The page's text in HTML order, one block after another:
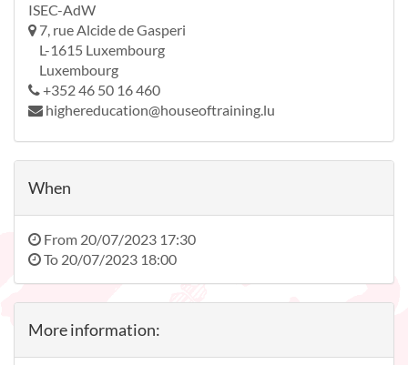
ISEC-AdW
7, rue Alcide de Gasperi
L-1615 Luxembourg
Luxembourg
+352 46 50 16 460
highereducation@houseoftraining.lu
When
From 20/07/2023 17:30
To 20/07/2023 18:00
More information: